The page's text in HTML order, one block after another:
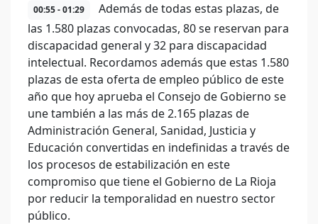
00:55 - 01:29
Además de todas estas plazas, de
las 1.580 plazas convocadas, 80 se reservan para
discapacidad general y 32 para discapacidad
intelectual. Recordamos además que estas 1.580
plazas de esta oferta de empleo público de este
año que hoy aprueba el Consejo de Gobierno se
une también a las más de 2.165 plazas de
Administración General, Sanidad, Justicia y
Educación convertidas en indefinidas a través de
los procesos de estabilización en este
compromiso que tiene el Gobierno de La Rioja
por reducir la temporalidad en nuestro sector
público.